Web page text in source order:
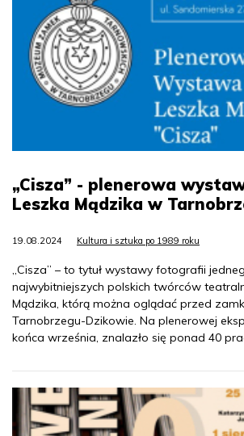
„Cisza” - plenerowa
Leszka Mądzika w
19.08.2024 Kultura i sztuka po 1989 roku
„Cisza” – to tytuł wystawy fotografii
najwybitniejszych polskich twórców
Mądzika, którą można oglądać przed
Tarnobrzegu-Dzikowie. Na plenerowej
końca września, znalazło się ponad 40